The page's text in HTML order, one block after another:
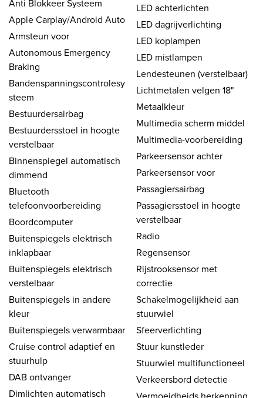
Anti Blokkeer Systeem
Apple Carplay/Android Auto
Armsteun voor
Autonomous Emergency
Braking
Bandenspanningscontrolesy
steem
Bestuurdersairbag
Bestuurdersstoel in hoogte
verstelbaar
Binnenspiegel automatisch
dimmend
Bluetooth
telefoonvoorbereiding
Boordcomputer
Buitenspiegels elektrisch
inklapbaar
Buitenspiegels elektrisch
verstelbaar
Buitenspiegels in andere
kleur
Buitenspiegels verwarmbaar
Cruise control adaptief en
stuurhulp
DAB ontvanger
Dimlichten automatisch
LED achterlichten
LED dagrijverlichting
LED koplampen
LED mistlampen
Lendesteunen (verstelbaar)
Lichtmetalen velgen 18"
Metaalkleur
Multimedia scherm middel
Multimedia-voorbereiding
Parkeersensor achter
Parkeersensor voor
Passagiersairbag
Passagiersstoel in hoogte
verstelbaar
Radio
Regensensor
Rijstrooksensor met
correctie
Schakelmogelijkheid aan
stuurwiel
Sfeerverlichting
Stuur kunstleder
Stuurwiel multifunctioneel
Verkeersbord detectie